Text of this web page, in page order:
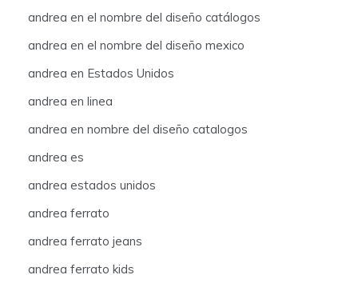
andrea en el nombre del diseño catálogos
andrea en el nombre del diseño mexico
andrea en Estados Unidos
andrea en linea
andrea en nombre del diseño catalogos
andrea es
andrea estados unidos
andrea ferrato
andrea ferrato jeans
andrea ferrato kids